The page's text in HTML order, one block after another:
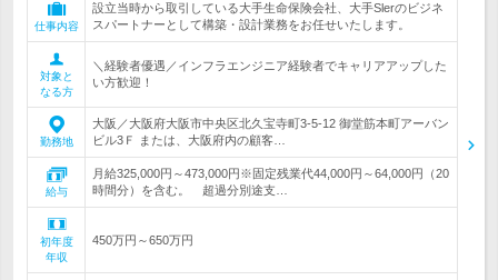
仕事内容
設立当時から取引している大手生命保険会社、大手Slerのビジネ
スパートナーとして構築・設計業務をお任せいたします。
対象と
なる方
＼経験者優遇／インフラエンジニア経験者でキャリアアップした
い方歓迎！
勤務地
大阪／大阪府大阪市中央区北久宝寺町3-5-12 御堂筋本町アーバン
ビル3Ｆ または、大阪府内の顧客…
給与
月給325,000円～473,000円※固定残業代44,000円～64,000円（20
時間分）を含む。 超過分別途支…
初年度
年収
450万円～650万円